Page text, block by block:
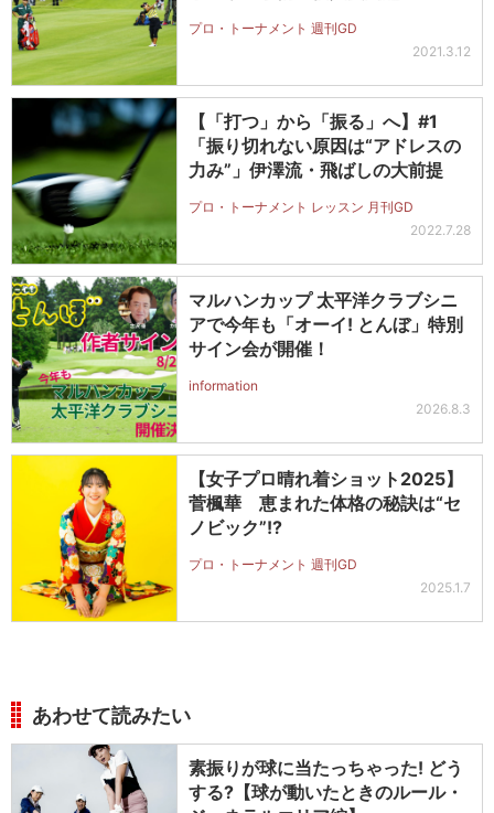
プロ・トーナメント 週刊GD
2021.3.12
【「打つ」から「振る」へ】#1
「振り切れない原因は“アドレスの
力み”」伊澤流・飛ばしの大前提
プロ・トーナメント レッスン 月刊GD
2022.7.28
マルハンカップ 太平洋クラブシニ
アで今年も「オーイ! とんぼ」特別
サイン会が開催！
information
2026.8.3
【女子プロ晴れ着ショット2025】
菅楓華 恵まれた体格の秘訣は“セ
ノビック”!?
プロ・トーナメント 週刊GD
2025.1.7
あわせて読みたい
素振りが球に当たっちゃった! どう
する?【球が動いたときのルール・